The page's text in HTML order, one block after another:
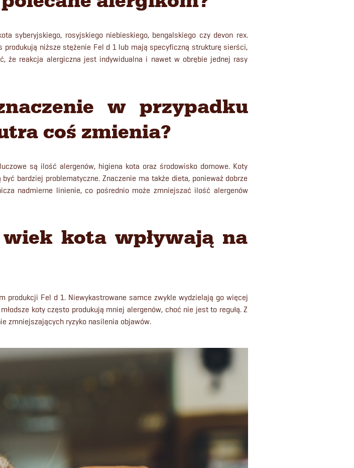
syberyjskiego, rosyjskiego niebieskiego, bengalskiego czy devon rex.
niższe stężenie Fel d 1 lub mają specyficzną strukturę sierści,
że reakcja alergiczna jest indywidualna i nawet w obrębie jednej rasy
w przypadku
coś zmienia?
są ilość alergenów, higiena kota oraz środowisko domowe. Koty
bardziej problematyczne. Znaczenie ma także dieta, ponieważ dobrze
nadmierne linienie, co pośrednio może zmniejszać ilość alergenów
kota wpływają na
produkcji Fel d 1. Niewykastrowane samce zwykle wydzielają go więcej
koty często produkują mniej alergenów, choć nie jest to regułą. Z
zmniejszających ryzyko nasilenia objawów.